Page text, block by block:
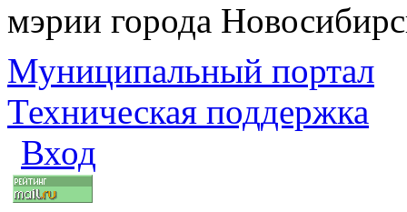
мэрии города
Муниципальный портал
Техническая поддержка
Вход